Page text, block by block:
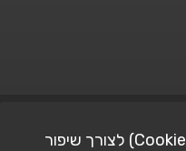
אתר זה משתמש בעוגיות (Cookies) לצורך שיפור